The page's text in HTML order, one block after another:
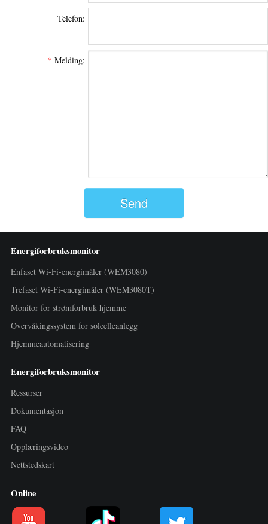
Telefon:
* Melding:
Send
Energiforbruksmonitor
Enfaset Wi-Fi-energimåler (WEM3080)
Trefaset Wi-Fi-energimåler (WEM3080T)
Monitor for strømforbruk hjemme
Overvåkingssystem for solcelleanlegg
Hjemmeautomatisering
Energiforbruksmonitor
Ressurser
Dokumentasjon
FAQ
Opplæringsvideo
Nettstedskart
Online